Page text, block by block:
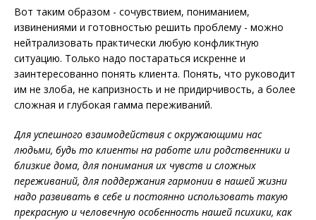
Вот таким образом - сочувствием, пониманием,
извинениями и готовностью решить проблему - можно
нейтрализовать практически любую конфликтную
ситуацию. Только надо постараться искренне и
заинтересованно понять клиента. Понять, что руководит
им не злоба, не капризность и не придирчивость, а более
сложная и глубокая гамма переживаний.
Для успешного взаимодействия с окружающими нас
людьми, будь то клиенты на работе или родственники и
близкие дома, для понимания их чувств и сложных
переживаний, для поддержания гармонии в нашей жизни
надо развивать в себе и постоянно использовать такую
прекрасную и человечную особенность нашей психики, как